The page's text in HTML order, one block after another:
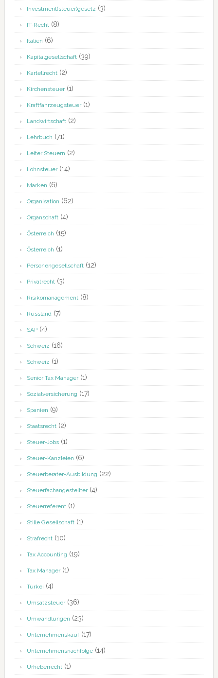
Investment(steuer)gesetz (3)
IT-Recht(8)
Italien (6)
Kapitalgesellschaft(39)
Kartellrecht(2)
Kirchensteuer(1)
Kraftfahrzeugsteuer(1)
Landwirtschaft(2)
Lehrbuch (71)
Leiter Steuern (2)
Lohnsteuer(14)
Marken (6)
Organisation (62)
Organschaft(4)
Österreich (15)
Österreich (1)
Personengesellschaft(12)
Privatrecht(3)
Risikomanagement(8)
Russland(7)
SAP(4)
Schweiz (16)
Schweiz (1)
Senior Tax Manager(1)
Sozialversicherung (17)
Spanien (9)
Staatsrecht(2)
Steuer-Jobs(1)
Steuer-Kanzleien (6)
Steuerberater-Ausbildung (22)
Steuerfachangestellter(4)
Steuerreferent(1)
Stille Gesellschaft(1)
Strafrecht(10)
Tax Accounting (19)
Tax Manager(1)
Türkei (4)
Umsatzsteuer(36)
Umwandlungen (23)
Unternehmenskauf(17)
Unternehmensnachfolge(14)
Urheberrecht(1)